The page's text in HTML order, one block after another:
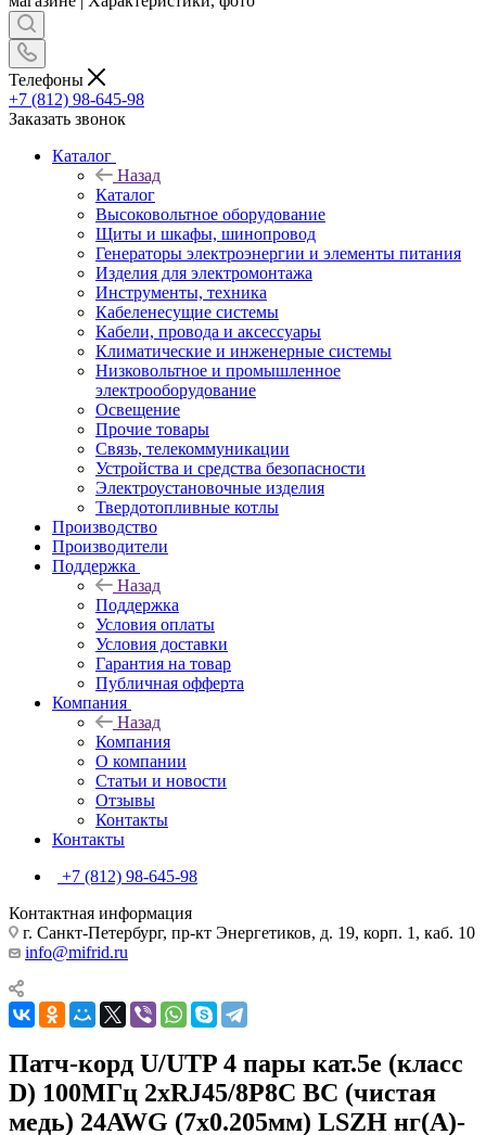
Телефоны
+7 (812) 98-645-98
Заказать звонок
Каталог
Назад
Каталог
Высоковольтное оборудование
Щиты и шкафы, шинопровод
Генераторы электроэнергии и элементы питания
Изделия для электромонтажа
Инструменты, техника
Кабеленесущие системы
Кабели, провода и аксессуары
Климатические и инженерные системы
Низковольтное и промышленное
электрооборудование
Освещение
Прочие товары
Связь, телекоммуникации
Устройства и средства безопасности
Электроустановочные изделия
Твердотопливные котлы
Производство
Производители
Поддержка
Назад
Поддержка
Условия оплаты
Условия доставки
Гарантия на товар
Публичная офферта
Компания
Назад
Компания
О компании
Статьи и новости
Отзывы
Контакты
Контакты
+7 (812) 98-645-98
Контактная информация
г. Санкт-Петербург, пр-кт Энергетиков, д. 19, корп. 1, каб. 10
info@mifrid.ru
Патч-корд U/UTP 4 пары кат.5e (класс
D) 100МГц 2хRJ45/8P8C BC (чистая
медь) 24AWG (7х0.205мм) LSZH нг(А)-